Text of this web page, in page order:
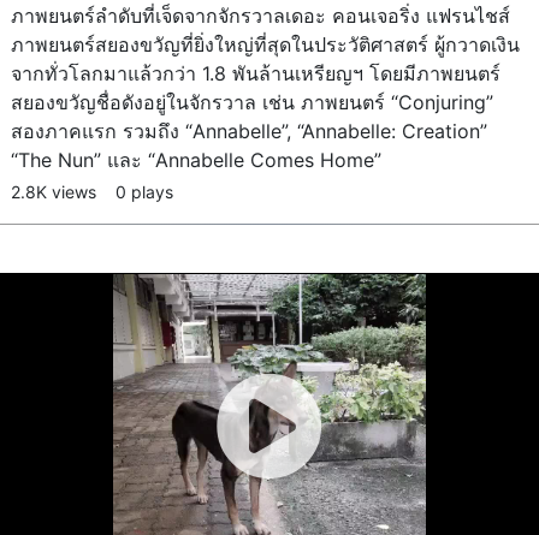
ภาพยนตร์ลำดับที่เจ็ดจากจักรวาลเดอะ คอนเจอริ่ง แฟรนไชส์
ภาพยนตร์สยองขวัญที่ยิ่งใหญ่ที่สุดในประวัติศาสตร์ ผู้กวาดเงิน
จากทั่วโลกมาแล้วกว่า 1.8 พันล้านเหรียญฯ โดยมีภาพยนตร์
สยองขวัญชื่อดังอยู่ในจักรวาล เช่น ภาพยนตร์ “Conjuring”
สองภาคแรก รวมถึง “Annabelle”, “Annabelle: Creation”
“The Nun” และ “Annabelle Comes Home”
2.8K views 0 plays